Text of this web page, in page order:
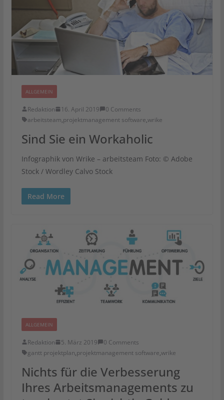
ALLGEMEIN
Redaktion 16. April 2019
0 Comments
arbeitsteam,projektmanagement software,wrike
Sind Sie ein Workaholic
Infographik von Wrike – arbeitsteam Foto: © Adobe
Stock / Wordley Calvo Stock
Read More
ALLGEMEIN
Redaktion 5. März 2019
0 Comments
gantt projektplan,projektmanagement software,wrike
Nichts für die Verbesserung
Ihres Arbeitsmanagements zu